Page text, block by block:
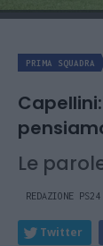
PRIMA SQUADRA
Le
REDAZIONE PS24
Twitter